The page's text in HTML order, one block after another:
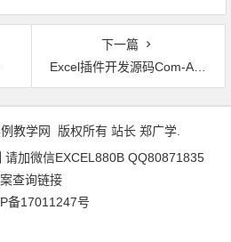
下一篇
Excel插件开发源码Com-Addin代码指导模板安装脚本C#和VB.net兼容32位和64位以及WPS 功能区源码 全网独家Excel880出品
教学网 版权所有 站长 郑广学.
请加微信EXCEL880B QQ80871835
查询链接
备17011247号